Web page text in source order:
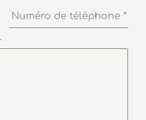
Numéro de téléphone *